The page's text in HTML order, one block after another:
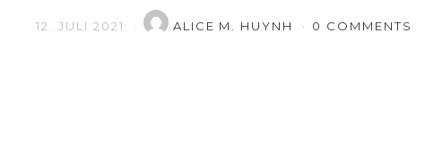
12. JULI 2021 ALICE M. HUYNH 0 COMMENTS